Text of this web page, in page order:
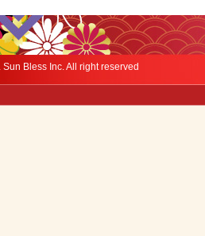
Bless Inc. All right reserved